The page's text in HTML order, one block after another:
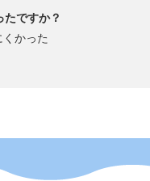
ですか？
くかった